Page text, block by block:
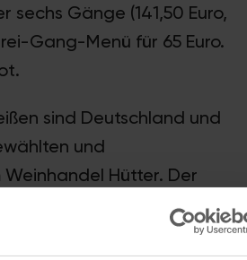
Gänge (141,50 Euro,
Gang-Menü für 65 Euro.
sind Deutschland und
und
Hütter. Der